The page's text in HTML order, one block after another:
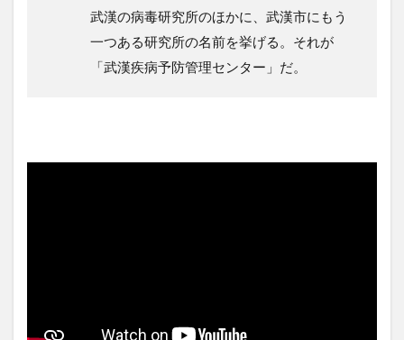
武漢の病毒研究所のほかに、武漢市にもう
一つある研究所の名前を挙げる。それが
「武漢疾病予防管理センター」だ。